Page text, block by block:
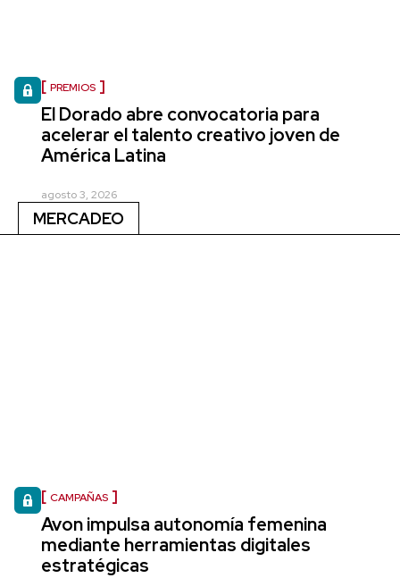
PREMIOS
El Dorado abre convocatoria para
acelerar el talento creativo joven de
América Latina
agosto 3, 2026
MERCADEO
CAMPAÑAS
Avon impulsa autonomía femenina
mediante herramientas digitales
estratégicas